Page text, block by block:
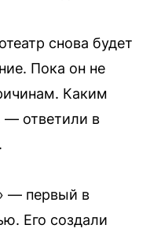
снова будет
Пока он не
Каким
— ответили в
— первый в
Его создали